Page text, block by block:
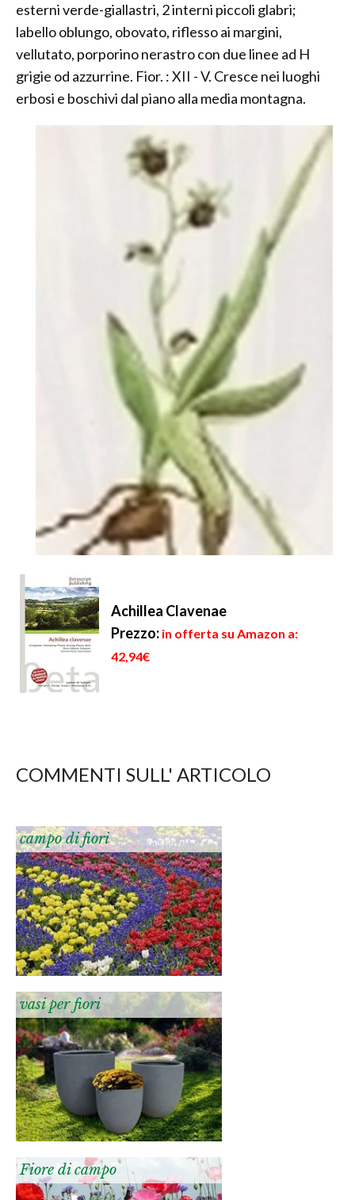
esterni verde-giallastri, 2 interni piccoli glabri;
labello oblungo, obovato, riflesso ai margini,
vellutato, porporino nerastro con due linee ad H
grigie od azzurrine. Fior. : XII - V. Cresce nei luoghi
erbosi e boschivi dal piano alla media montagna.
Achillea Clavenae
Prezzo: in offerta su Amazon a:
42,94€
COMMENTI SULL' ARTICOLO
campo di fiori
vasi per fiori
Fiore di campo